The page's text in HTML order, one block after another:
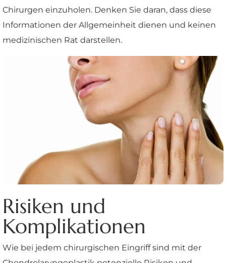
Chirurgen einzuholen. Denken Sie daran, dass diese
Informationen der Allgemeinheit dienen und keinen
medizinischen Rat darstellen.
Risiken und
Komplikationen
Wie bei jedem chirurgischen Eingriff sind mit der